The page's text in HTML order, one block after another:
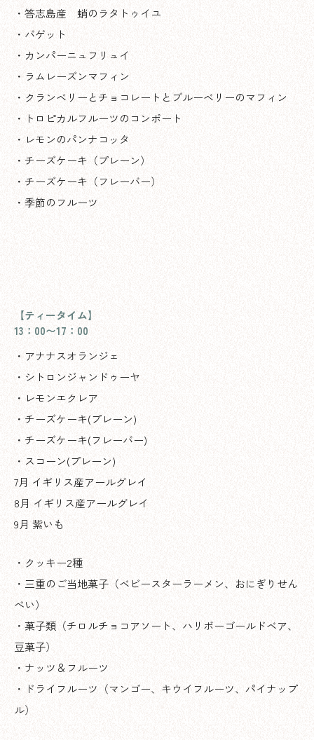
・答志島産 蛸のラタトゥイユ
・バゲット
・カンパーニュフリュイ
・ラムレーズンマフィン
・クランベリーとチョコレートとブルーベリーのマフィン
・トロピカルフルーツのコンポート
・レモンのパンナコッタ
・チーズケーキ（プレーン）
・チーズケーキ（フレーバー）
・季節のフルーツ
【ティータイム】
13：00〜17：00
・アナナスオランジェ
・シトロンジャンドゥーヤ
・レモンエクレア
・チーズケーキ(プレーン)
・チーズケーキ(フレーバー)
・スコーン(プレーン)
7月 イギリス産アールグレイ
8月 イギリス産アールグレイ
9月 紫いも
・クッキー2種
・三重のご当地菓子（ベビースターラーメン、おにぎりせん
べい）
・菓子類（チロルチョコアソート、ハリボーゴールドベア、
豆菓子）
・ナッツ＆フルーツ
・ドライフルーツ（マンゴー、キウイフルーツ、パイナップ
ル）